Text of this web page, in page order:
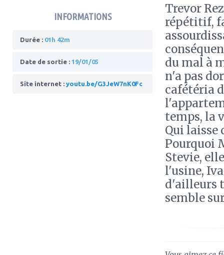
INFORMATIONS
Durée : 01h 42m
Date de sortie : 19/01/05
Site internet : youtu.be/G3JeW7nK0Fc
Trevor
répétitif,
du mal à
n'a pas
cafétéria
temps, la
Qui laisse
Pourquoi
Stevie,
l'usine,
d'ailleurs
semble